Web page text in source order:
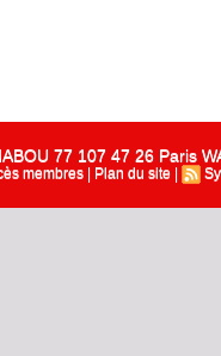
77 107 47 26 Paris
membres Plan du site